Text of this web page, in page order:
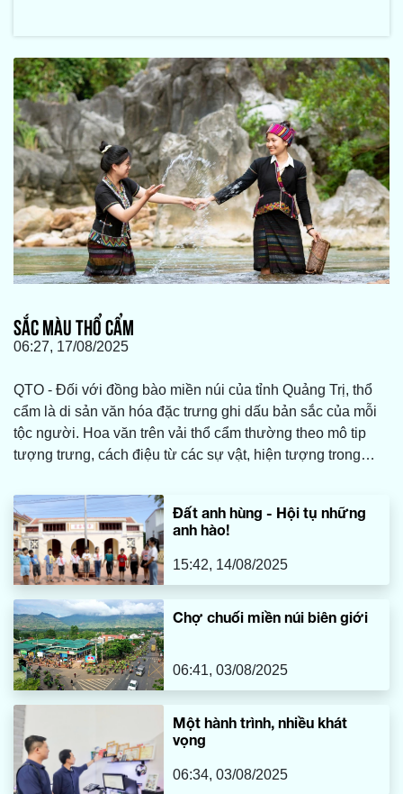
SẮC MÀU THỔ CẨM
06:27, 17/08/2025
QTO - Đối với đồng bào miền núi của tỉnh Quảng Trị, thổ
cẩm là di sản văn hóa đặc trưng ghi dấu bản sắc của mỗi
tộc người. Hoa văn trên vải thổ cẩm thường theo mô tip
tượng trưng, cách điệu từ các sự vật, hiện tượng trong
hoa, chiếc lá, mặt trời và những loài vật…
Đất anh hùng - Hội tụ những
anh hào!
15:42, 14/08/2025
Chợ chuối miền núi biên giới
06:41, 03/08/2025
Một hành trình, nhiều khát
vọng
06:34, 03/08/2025